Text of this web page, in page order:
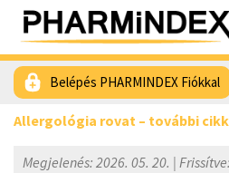
Belépés PHARMINDEX Fiókkal
Allergológia rovat – további
Megjelenés: 2026. 05. 20. |